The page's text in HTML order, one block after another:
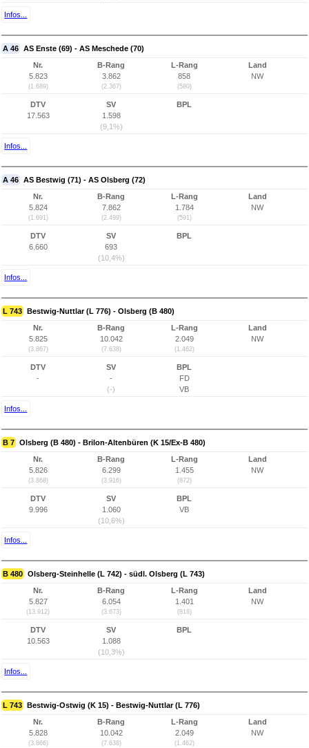
Infos...
A 46 AS Enste (69) - AS Meschede (70)
Nr.
5.823
(1.689)
B-Rang
3.862
(2.367)
L-Rang
858
(580)
Land
NW
DTV
17.563
SV
1.598
(9,1%)
BPL
Infos...
A 46 AS Bestwig (71) - AS Olsberg (72)
Nr.
5.824
(1.691)
B-Rang
7.862
(2.499)
L-Rang
1.784
(591)
Land
NW
DTV
6.660
SV
693
(10,4%)
BPL
Infos...
L 743 Bestwig-Nuttlar (L 776) - Olsberg (B 480)
Nr.
5.825
(3.867)
B-Rang
10.042
(7.638)
L-Rang
2.049
(1.462)
Land
NW
DTV
-
SV
-
(-)
BPL
FD
VB
Infos...
B 7 Olsberg (B 480) - Brilon-Altenbüren (K 15/Ex-B 480)
Nr.
5.826
(3.868)
B-Rang
6.299
(3.916)
L-Rang
1.455
(872)
Land
NW
DTV
9.996
SV
1.060
(10,6%)
BPL
VB
Infos...
B 480 Olsberg-Steinhelle (L 742) - südl. Olsberg (L 743)
Nr.
5.827
(13.912)
B-Rang
6.054
(3.673)
L-Rang
1.401
(818)
Land
NW
DTV
10.563
SV
1.088
(10,3%)
BPL
Infos...
L 743 Bestwig-Ostwig (K 15) - Bestwig-Nuttlar (L 776)
Nr.
5.828
(3.866)
B-Rang
10.042
(7.638)
L-Rang
2.049
(1.462)
Land
NW